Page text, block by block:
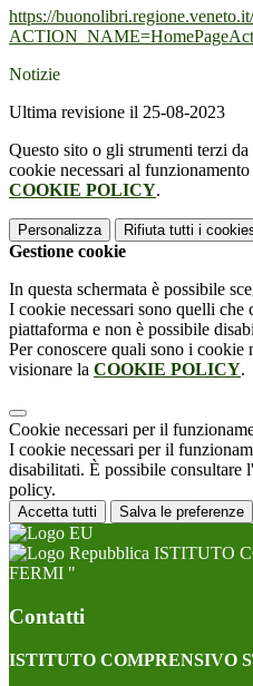
https://
Notizie
Ultima revisione il 25-08-2023
Questo sito o gli strumenti terzi
cookie necessari al
COOKIE POLICY.
Personalizza Rifiuta tutti i
Gestione cookie
In questa schermata è possibile
I cookie necessari sono quelli
piattaforma e non è possibile
Per conoscere quali sono i cookie
visionare la COOKIE POLICY.
Cookie necessari per il
I cookie necessari per il
disabilitati. È possibile consultare
policy.
Accetta tutti Salva le preferenze
ISTITUTO
FERMI "
Contatti
ISTITUTO COMPRENSIVO